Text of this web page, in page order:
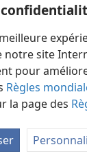
site
pour
Règles
la page des
Tower Bible